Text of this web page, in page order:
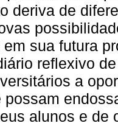
deriva de
sua futura
reflexivo
a
possam
alunos e de